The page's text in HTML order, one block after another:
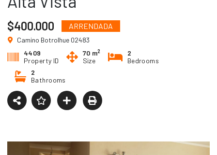
$400.000 ARRENDADA
Camino Botrolhue 02483
4409
Property ID
70 m2
Size
2
Bedrooms
2
Bathrooms